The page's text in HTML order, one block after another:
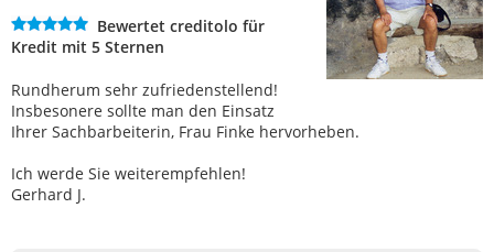
Bewertet creditolo für
Kredit mit 5 Sternen
Rundherum sehr zufriedenstellend!
Insbesonere sollte man den Einsatz
Ihrer Sachbarbeiterin, Frau Finke hervorheben.
Ich werde Sie weiterempfehlen!
Gerhard J.